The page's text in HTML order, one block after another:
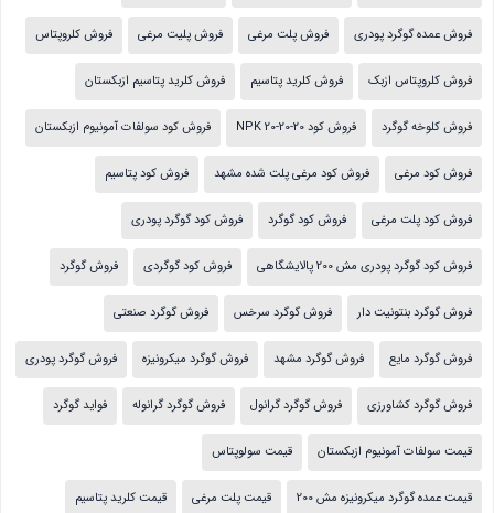
فروش عمده گوگرد پودری فروش پلت مرغی فروش پلیت مرغی فروش کلروپتاس
فروش کلروپتاس ازبک فروش کلرید پتاسیم فروش کلرید پتاسیم ازبکستان
فروش کلوخه گوگرد فروش کود NPK 20-20-20 فروش کود سولفات آمونیوم ازبکستان
فروش کود مرغی فروش کود مرغی پلت شده مشهد فروش کود پتاسیم
فروش کود پلت مرغی فروش کود گوگرد فروش کود گوگرد پودری
فروش کود گوگرد پودری مش 200 پالایشگاهی فروش کود گوگردی فروش گوگرد
فروش گوگرد بنتونیت دار فروش گوگرد سرخس فروش گوگرد صنعتی
فروش گوگرد مایع فروش گوگرد مشهد فروش گوگرد میکرونیزه فروش گوگرد پودری
فروش گوگرد کشاورزی فروش گوگرد گرانول فروش گوگرد گرانوله فواید گوگرد
قیمت سولفات آمونیوم ازبکستان قیمت سولوپتاس
قیمت عمده گوگرد میکرونیزه مش 200 قیمت پلت مرغی قیمت کلرید پتاسیم